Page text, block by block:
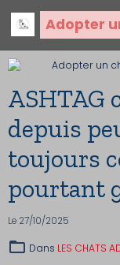
Adopter
ASHTAG
depuis
toujours
pourtant
Le 27/10/2025
Dans LES CHATS